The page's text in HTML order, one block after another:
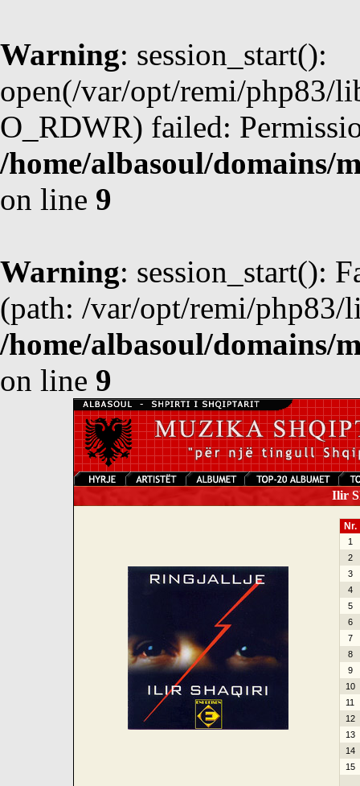
Warning: session_start():
open(/var/opt/remi/php83/
O_RDWR) failed:
/home/albasoul/domains/
on line 9
Warning: session_start():
(path: /var/opt/remi/php83/
/home/albasoul/domains/
on line 9
Ilir
Nr.
1
2
3
4
5
6
7
8
9
10
11
12
13
14
15